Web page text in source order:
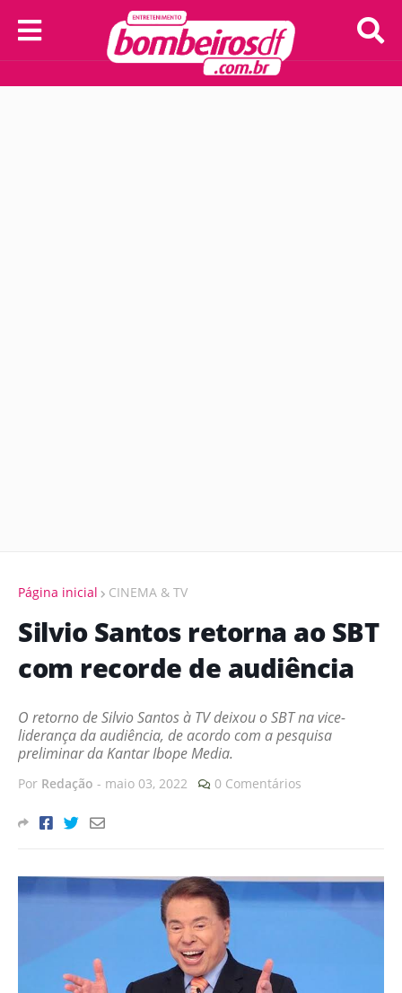
Página inicial CINEMA & TV
Silvio Santos retorna ao SBT
com recorde de audiência
O retorno de Silvio Santos à TV deixou o SBT na vice-
liderança da audiência, de acordo com a pesquisa
preliminar da Kantar Ibope Media.
Por Redação - maio 03, 2022 0 Comentários